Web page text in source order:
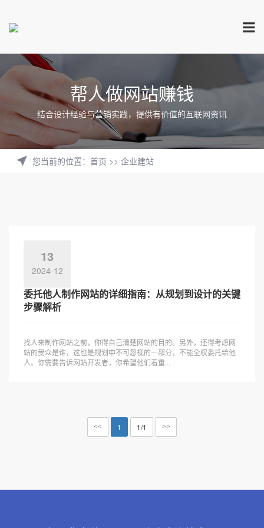
帮人做网站赚钱
结合设计经验与营销实践，提供有价值的互联网资讯
您当前的位置： 首页 >> 企业建站
13
2024-12
委托他人制作网站的详细指南：从规划到设计的关键
步骤解析
找人来制作网站之前，你得自己清楚网站的目的。另外，还得考虑网
站的受众是谁，这也是规划中不可忽视的一部分，不能全权委托给他
人。你需要告诉网站开发者，你希望他们着重...
<< 1 1/1 >>